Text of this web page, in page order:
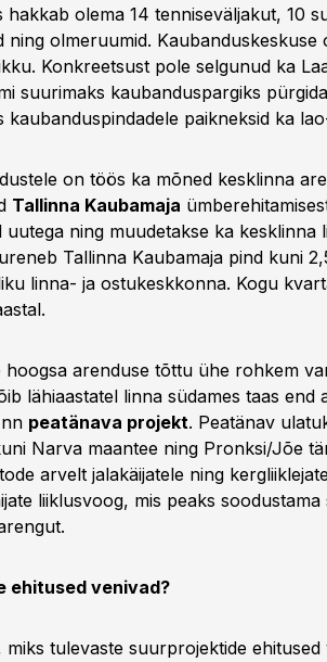
hakkab olema 14 tenniseväljakut, 10
ning olmeruumid. Kaubanduskeskuse
Konkreetsust pole selgunud ka
suurimaks kaubanduspargiks
kaubanduspindadele paikneksid ka
on töös ka mõned kesklinna
Tallinna Kaubamaja
ning muudetakse ka kesklinna
Tallinna Kaubamaja pind kuni
linna- ja ostukeskkonna. Kogu
hoogsa arenduse tõttu ühe rohkem
lähiaastatel linna südames taas end
peatänava projekt. Peatänav
Narva maantee ning Pronksi/Jõe
arvelt jalakäijatele ning
liiklusvoog, mis peaks
ehitused venivad?
miks tulevaste suurprojektide